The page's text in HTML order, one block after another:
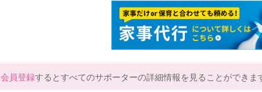
会員登録するとすべてのサポーターの詳細情報を見ることができま